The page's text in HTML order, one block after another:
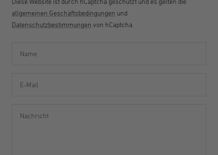
allgemeinen Geschäftsbedingungen und
Datenschutzbestimmungen von hCaptcha.
Name
E-Mail
Nachricht